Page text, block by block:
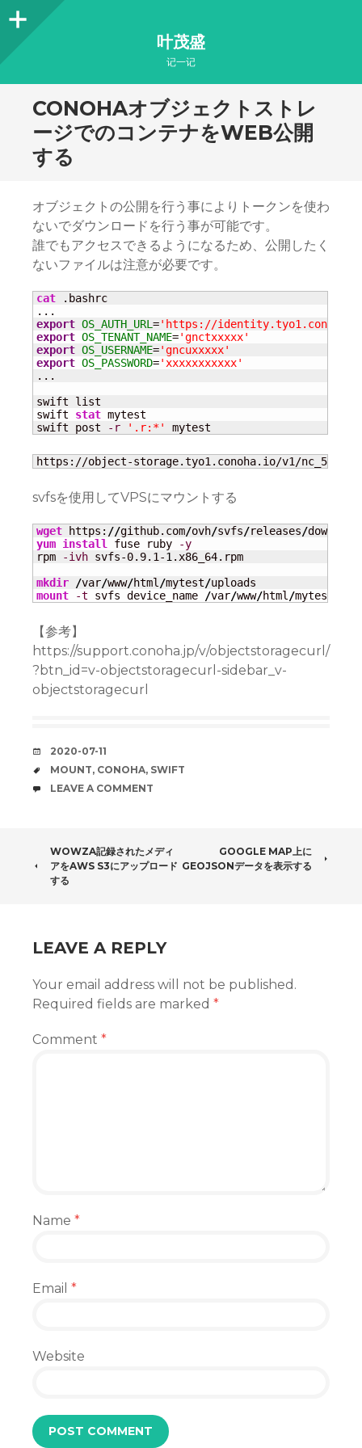
Sidebar
叶茂盛
记一记
CONOHAオブジェクトストレ
ージでのコンテナをWEB公開
する
オブジェクトの公開を行う事によりトークンを使わ
ないでダウンロードを行う事が可能です。
誰でもアクセスできるようになるため、公開したく
ないファイルは注意が必要です。
cat .bashrc
export OS_AUTH_URL ='https://
export OS_TENANT_NAME='gnctxxxxx'
export OS_USERNAME='gncuxxxxx'
export OS_PASSWORD='xxxxxxxxxxx'
...
swift list
swift stat mytest
swift post
-r '.r:*' mytest
https://object-storage.tyo1.conoha.io/v1/
svfsを使用してVPSにマウントする
wget https: //github.com/ovh/svfs/releases/download
yum install
fuse ruby
-y
rpm
-ivh svfs-0.9.1-1 .x86_64.rpm
mkdir
/var/www/html /mytest/
mount
-t svfs device_name /var/www/html /mytest
【参考】
https://support.conoha.jp/v/objectstoragecurl/
?btn_id=v-objectstoragecurl-sidebar_v-
objectstoragecurl
DATE
2020-07-11
TAGS
MOUNT, CONOHA, SWIFT
COMMENTS
LEAVE A COMMENT
POST
NAVIGATION
WOWZA記録されたメディ
アをAWS S3にアップロード
する
GOOGLE MAP上に
GEOJSONデータを表示する
LEAVE A REPLY
Your email address will not be published.
Required fields are marked *
Comment *
Name *
Email *
Website